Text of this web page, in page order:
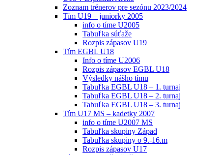
Zoznam trénerov pre sezónu 2023/2024
Tím U19 – juniorky 2005
info o tíme U2005
Tabuľka súťaže
Rozpis zápasov U19
Tím EGBL U18
Info o tíme U2006
Rozpis zápasov EGBL U18
Výsledky nášho tímu
Tabuľka EGBL U18 – 1. turnaj
Tabuľka EGBL U18 – 2. turnaj
Tabuľka EGBL U18 – 3. turnaj
Tím U17 MS – kadetky 2007
info o tíme U2007 MS
Tabuľka skupiny Západ
Tabuľka skupiny o 9.-16.m
Rozpis zápasov U17